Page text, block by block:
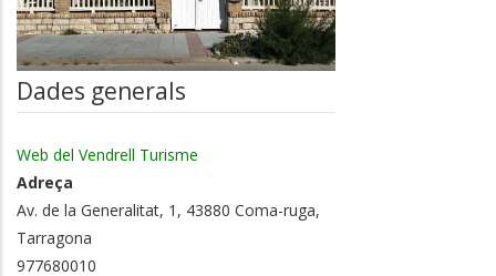
Dades generals
Web del Vendrell Turisme
Adreça
Av. de la Generalitat, 1, 43880 Coma-ruga,
Tarragona
977680010